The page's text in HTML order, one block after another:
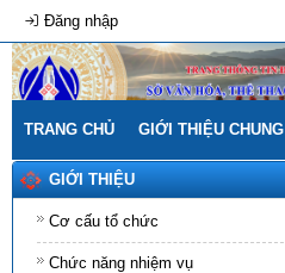
Đăng nhập
TRANG CHỦ GIỚI THIỆU CHUNG
GIỚI THIỆU
Cơ cấu tổ chức
Chức năng nhiệm vụ